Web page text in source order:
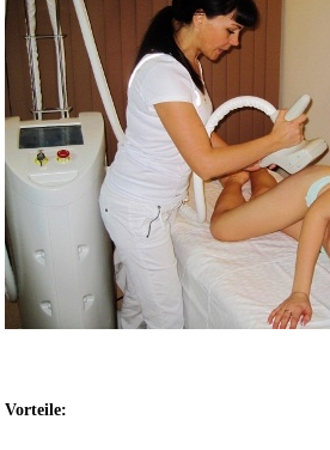
Vorteile: